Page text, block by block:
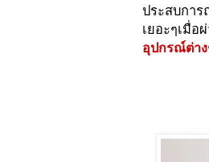
ประสบการ
เยอะๆเมื่อ
อุปกรณ์ต่าง